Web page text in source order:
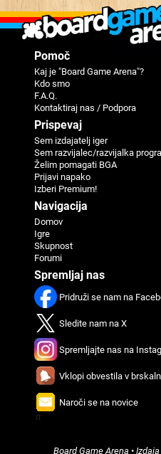
Pomoč
Kaj je "Board Game Arena"?
Kdo smo
F.A.Q.
Kontaktiraj nas / Podpora
Prispevaj
Sem izdajatelj iger
Sem razvijalec/razvijalka
Želim pomagati BGA
Prijavi napako
Izberi Premium!
Navigacija
Domov
Igre
Skupnost
Forumi
Spremljaj nas
Pridruži se nam na
Sledite nam na X
Spremljajte nas na
Vklopi obvestila v
Naroči se na novice
Board Game Arena •
π